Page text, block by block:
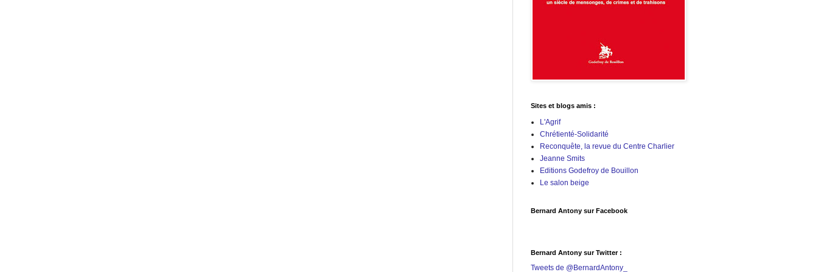
Sites et blogs amis :
L'Agrif
Chrétienté-Solidarité
Reconquête, la revue du Centre Charlier
Jeanne Smits
Editions Godefroy de Bouillon
Le salon beige
Bernard Antony sur Facebook
Bernard Antony sur Twitter :
Tweets de @BernardAntony_